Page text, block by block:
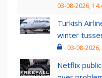
03-08-2026,
Turkish
winter
03-08-2026,
Netflix